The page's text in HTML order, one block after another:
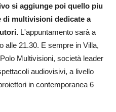
si aggiunge poi quello piu
di multivisioni dedicate a
L'appuntamento sarà a
alle 21.30. E sempre in Villa,
Multivisioni, società leader
audiovisivi, a livello
in contemporanea 6